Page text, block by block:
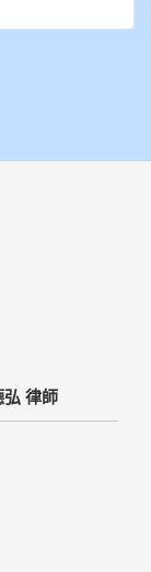
弘 律師